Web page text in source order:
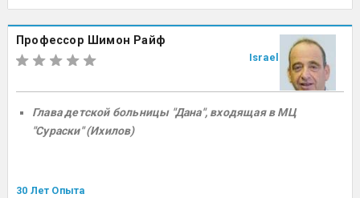
Профессор Шимон Райф
Israel
Глава детской больницы "Дана", входящая в МЦ
"Сураски" (Ихилов)
30 Лет Опыта